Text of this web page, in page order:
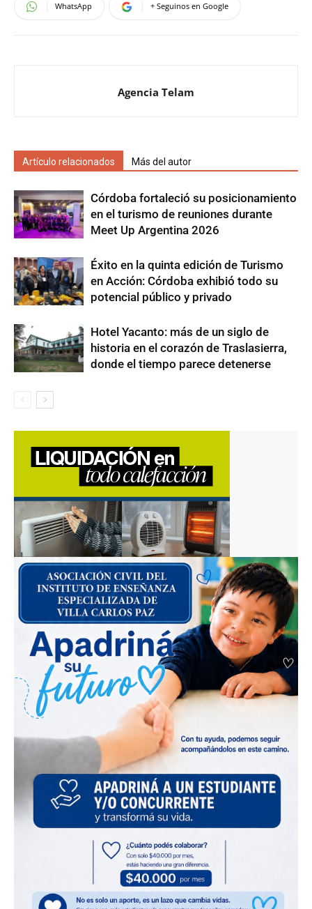
WhatsApp + Seguinos en Google
Agencia Telam
Artículo relacionados Más del autor
Córdoba fortaleció su posicionamiento
en el turismo de reuniones durante
Meet Up Argentina 2026
Éxito en la quinta edición de Turismo
en Acción: Córdoba exhibió todo su
potencial público y privado
Hotel Yacanto: más de un siglo de
historia en el corazón de Traslasierra,
donde el tiempo parece detenerse